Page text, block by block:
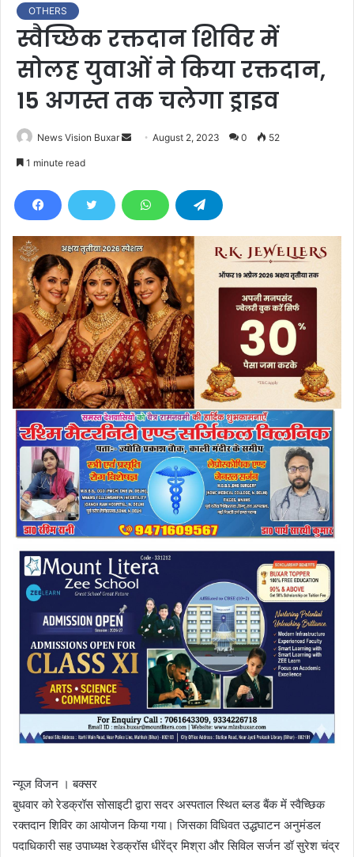
OTHERS
स्वैच्छिक रक्तदान शिविर में
सोलह युवाओं ने किया रक्तदान,
15 अगस्त तक चलेगा ड्राइव
News Vision Buxar
d
e
m
a
i
l
August 2, 2023 0 52
1 minute read
न्यूज विजन । बक्सर
बुधवार को रेडक्रॉस सोसाइटी द्वारा सदर अस्पताल स्थित ब्लड बैंक में स्वैच्छिक
रक्तदान शिविर का आयोजन किया गया। जिसका विधिवत उद्धघाटन अनुमंडल
पदाधिकारी सह उपाध्यक्ष रेडक्रॉस धीरेंद्र मिश्रा और सिविल सर्जन डॉ सुरेश चंद्र